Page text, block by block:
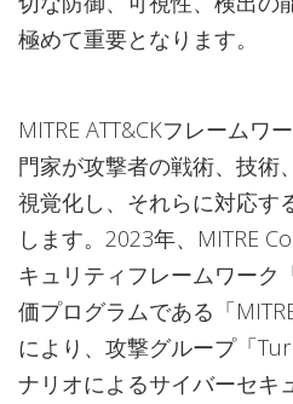
極めて重要となります。
MITRE ATT&CKフレームワ
門家が攻撃者の戦術、技術
視覚化し、それらに対応す
します。2023年、MITRE
キュリティフレームワーク
価プログラムである「
により、攻撃グループ「
ナリオによるサイバーセキ